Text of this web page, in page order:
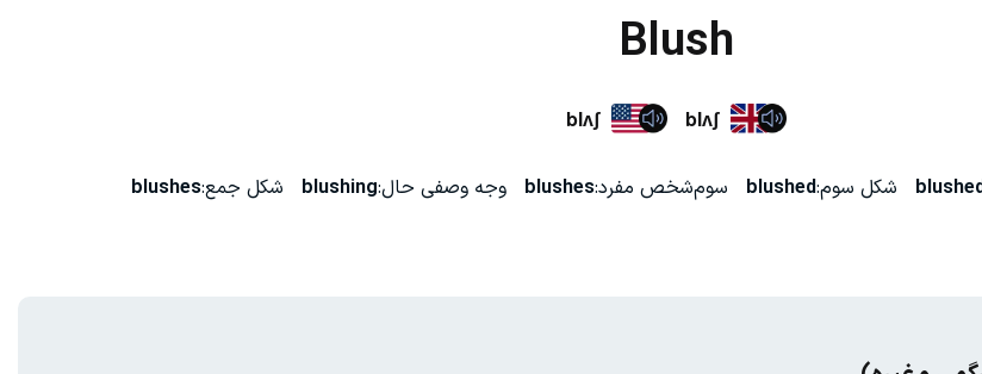
Blush
blʌʃ blʌʃ
شکل سوم:blushed سوم‌شخص مفرد:blushes وجه وصفی حال:blushing شکل جمع:blushes